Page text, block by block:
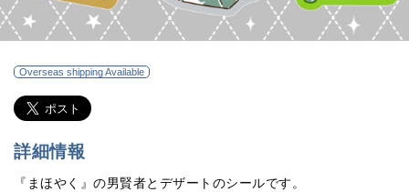
Overseas shipping Available
詳細情報
『まほやく』の男賢者とデザートのシールです。